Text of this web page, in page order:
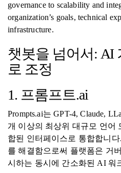
governance to scalability and
organization’s goals, technical
infrastructure.
챗봇을 넘어서: AI
로 조정
1. 프롬프트.ai
Prompts.ai는 GPT-4, Claude,
개 이상의 최상위 대규모 언어
합된 인터페이스로 통합합니
를 해결함으로써 플랫폼은 거
시하는 동시에 간소화된 AI 워